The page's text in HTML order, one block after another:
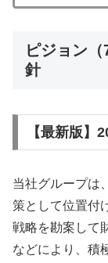
ピジョン
針
【最新版】
当社グループは
策として位置付
戦略を勘案して
などにより、積